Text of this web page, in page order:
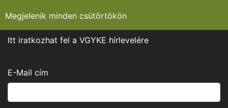
Megjelenik minden csütörtökön
Itt iratkozhat fel a VGYKE hírlevelére
E-Mail cím